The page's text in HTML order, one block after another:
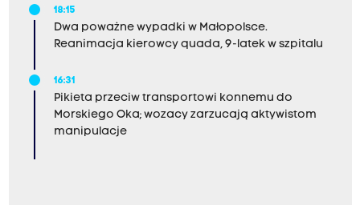
18:15
Dwa poważne wypadki w Małopolsce.
Reanimacja kierowcy quada, 9-latek w szpitalu
16:31
Pikieta przeciw transportowi konnemu do
Morskiego Oka; wozacy zarzucają aktywistom
manipulacje